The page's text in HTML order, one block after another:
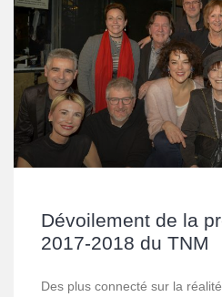
Dévoilement de la
2017-2018 du TNM
Des plus connecté sur la